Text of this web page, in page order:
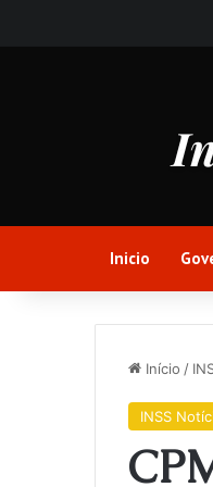
Inicio
Início /
INSS